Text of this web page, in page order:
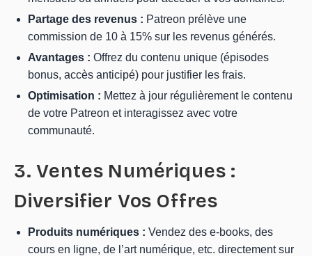
Partage des revenus : Patreon prélève une
commission de 10 à 15% sur les revenus générés.
Avantages : Offrez du contenu unique (épisodes
bonus, accès anticipé) pour justifier les frais.
Optimisation : Mettez à jour régulièrement le contenu
de votre Patreon et interagissez avec votre
communauté.
3. Ventes Numériques :
Diversifier Vos Offres
Produits numériques : Vendez des e-books, des
cours en ligne, de l’art numérique, etc. directement sur